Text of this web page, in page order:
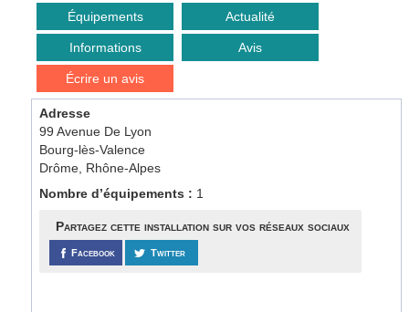
Équipements Actualité
Informations Avis
Écrire un avis
Adresse
99 Avenue De Lyon
Bourg-lès-Valence
Drôme, Rhône-Alpes
Nombre d’équipements : 1
Partagez cette installation sur vos réseaux sociaux
Facebook Twitter